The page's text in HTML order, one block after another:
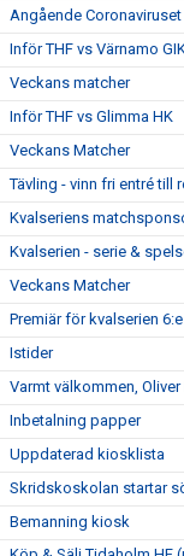
Angående Coronaviruset
Inför THF vs Värnamo
Veckans matcher
Inför THF vs Glimma HK
Veckans Matcher
Tävling - vinn fri entré till
Kvalseriens
Kvalserien - serie &
Veckans Matcher
Premiär för kvalserien
Istider
Varmt välkommen,
Inbetalning papper
Uppdaterad kiosklista
Skridskoskolan startar
Bemanning kiosk